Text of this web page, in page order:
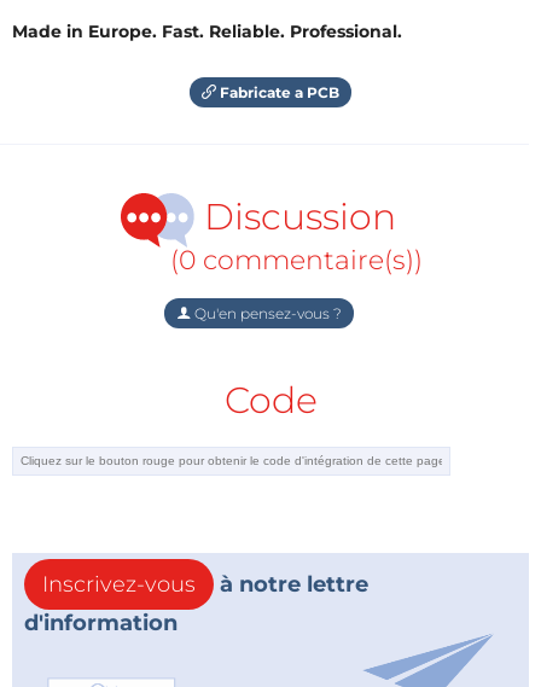
Made in Europe. Fast. Reliable. Professional.
Fabricate a PCB
Discussion
(0 commentaire(s))
Qu'en pensez-vous ?
Code
Inscrivez-vous
à notre lettre
d'information